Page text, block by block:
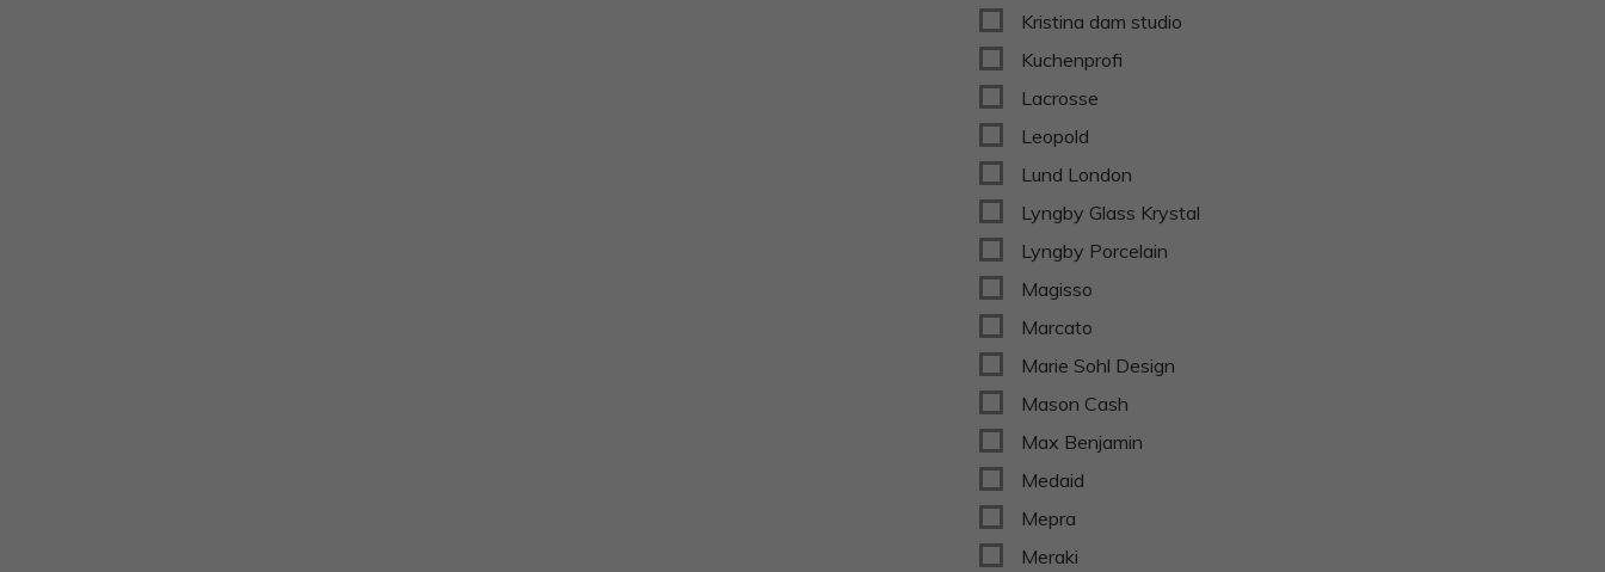
Kristina dam studio
Kuchenprofi
Lacrosse
Leopold
Lund London
Lyngby Glass Krystal
Lyngby Porcelain
Magisso
Marcato
Marie Sohl Design
Mason Cash
Max Benjamin
Medaid
Mepra
Meraki